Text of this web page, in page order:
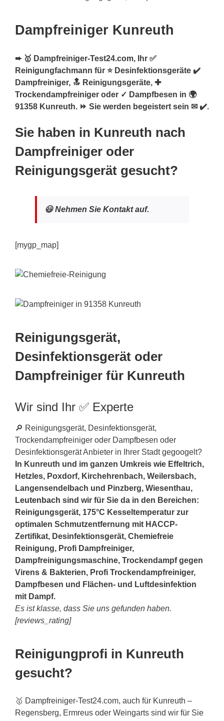
Dampfreiniger Kunreuth
➨ 🥇 Dampfreiniger-Test24.com, Ihr ✅
Reinigungfachmann für ⭐ Desinfektionsgeräte ✔️
Dampfreiniger, 🔝 Reinigungsgeräte, ✚
Trockendampfreiniger oder ✓ Dampfbesen in 🌍
91358 Kunreuth. ⏩ Sie werden begeistert sein ✉ ✔️.
Sie haben in Kunreuth nach
Dampfreiniger oder
Reinigungsgerät gesucht?
😃 Nehmen Sie Kontakt auf.
[mygp_map]
Reinigungsgerät,
Desinfektionsgerät oder
Dampfreiniger für Kunreuth
Wir sind Ihr ✅ Experte
🔎 Reinigungsgerät, Desinfektionsgerät,
Trockendampfreiniger oder Dampfbesen oder
Desinfektionsgerät Anbieter in Ihrer Stadt gegoogelt?
In Kunreuth und im ganzen Umkreis wie Effeltrich,
Hetzles, Poxdorf, Kirchehrenbach, Weilersbach,
Langensendelbach und Pinzberg, Wiesenthau,
Leutenbach sind wir für Sie da in den Bereichen:
Reinigungsgerät, 175°C Kesseltemperatur zur
optimalen Schmutzentfernung mit HACCP-
Zertifikat, Desinfektionsgerät, Chemiefreie
Reinigung, Profi Dampfreiniger,
Dampfreinigungsmaschine, Trockendampf gegen
Virens & Bakterien, Profi Trockendampfreiniger,
Dampfbesen und Flächen- und Luftdesinfektion
mit Dampf.
Es ist klasse, dass Sie uns gefunden haben.
[reviews_rating]
Reinigungprofi in Kunreuth
gesucht?
🥇 Dampfreiniger-Test24.com, auch für Kunreuth –
Regensberg, Ermreus oder Weingarts sind wir für Sie